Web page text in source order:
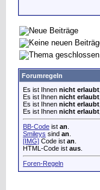
Forumregeln
Es ist Ihnen nicht erlaubt
Es ist Ihnen nicht erlaubt
Es ist Ihnen nicht erlaubt
Es ist Ihnen nicht erlaubt
BB-Code ist an
Smileys sind an
[IMG] Code ist an
HTML-Code ist aus
Foren-Regeln